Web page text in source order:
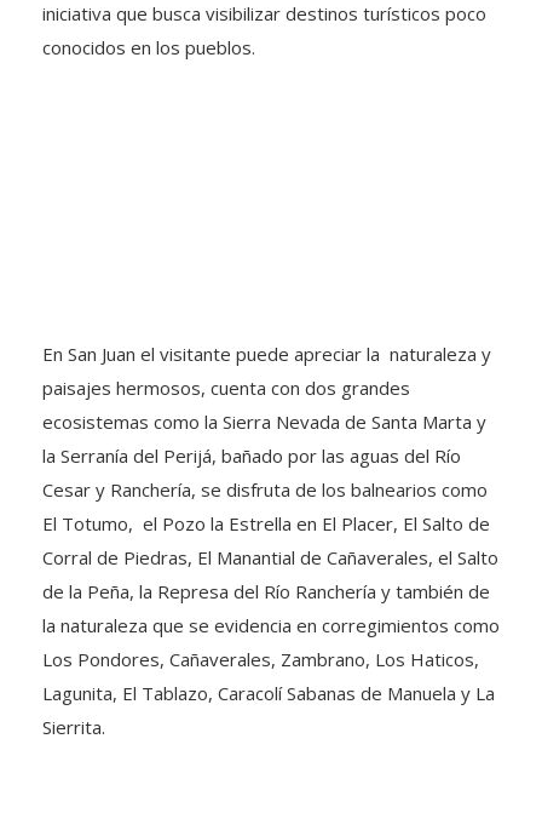
iniciativa que busca visibilizar destinos turísticos poco
conocidos en los pueblos.
En San Juan el visitante puede apreciar la naturaleza y
paisajes hermosos, cuenta con dos grandes
ecosistemas como la Sierra Nevada de Santa Marta y
la Serranía del Perijá, bañado por las aguas del Río
Cesar y Ranchería, se disfruta de los balnearios como
El Totumo, el Pozo la Estrella en El Placer, El Salto de
Corral de Piedras, El Manantial de Cañaverales, el Salto
de la Peña, la Represa del Río Ranchería y también de
la naturaleza que se evidencia en corregimientos como
Los Pondores, Cañaverales, Zambrano, Los Haticos,
Lagunita, El Tablazo, Caracolí Sabanas de Manuela y La
Sierrita.